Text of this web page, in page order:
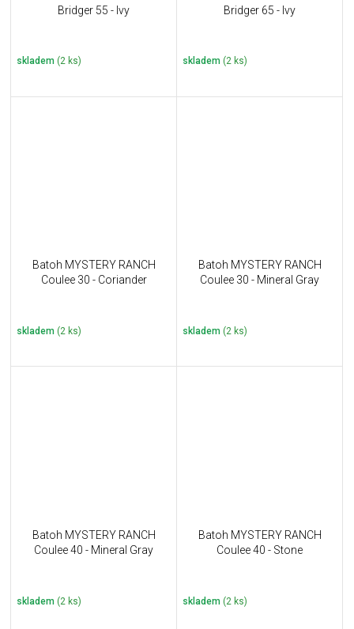
Bridger 55 - Ivy
skladem (2 ks)
Bridger 65 - Ivy
skladem (2 ks)
Batoh MYSTERY RANCH
Coulee 30 - Coriander
skladem (2 ks)
Batoh MYSTERY RANCH
Coulee 30 - Mineral Gray
skladem (2 ks)
Batoh MYSTERY RANCH
Coulee 40 - Mineral Gray
skladem (2 ks)
Batoh MYSTERY RANCH
Coulee 40 - Stone
skladem (2 ks)